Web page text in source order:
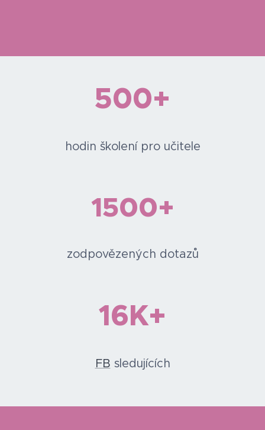
500+
hodin školení pro učitele
1500+
zodpovězených dotazů
16K+
FB sledujících